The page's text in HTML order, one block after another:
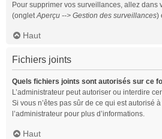
Pour supprimer vos surveillances, allez dans
(ongletAperçu --> Gestion des surveillances)
Haut
Fichiers joints
Quels fichiers joints sont autorisés sur ce
L’administrateur peut autoriser ou interdire
Si vous n’êtes pas sûr de ce qui est autorisé
l’administrateur pour plus d’informations.
Haut